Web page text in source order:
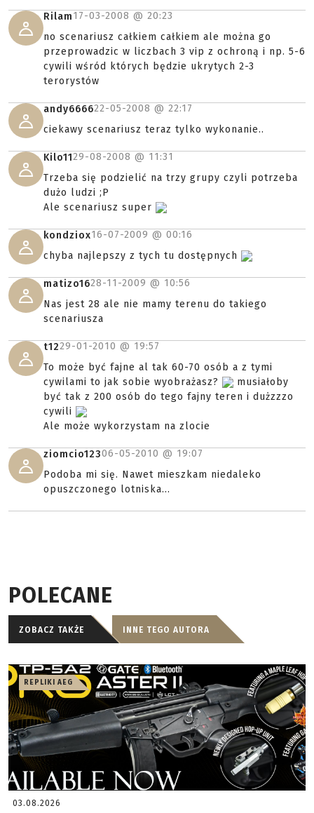
Rilam17-03-2008 @ 20:23
no scenariusz całkiem całkiem ale można go
przeprowadzic w liczbach 3 vip z ochroną i np. 5-6
cywili wśród których będzie ukrytych 2-3
terorystów
andy666622-05-2008 @ 22:17
ciekawy scenariusz teraz tylko wykonanie..
Kilo1129-08-2008 @ 11:31
Trzeba się podzielić na trzy grupy czyli potrzeba
dużo ludzi ;P
Ale scenariusz super
kondziox16-07-2009 @ 00:16
chyba najlepszy z tych tu dostępnych
matizo1628-11-2009 @ 10:56
Nas jest 28 ale nie mamy terenu do takiego
scenariusza
t1229-01-2010 @ 19:57
To może być fajne al tak 60-70 osób a z tymi
cywilami to jak sobie wyobrażasz?
musiałoby
być tak z 200 osób do tego fajny teren i dużzzzo
cywili
Ale może wykorzystam na zlocie
ziomcio12306-05-2010 @ 19:07
Podoba mi się. Nawet mieszkam niedaleko
opuszczonego lotniska...
POLECANE
ZOBACZ TAKŻE INNE TEGO AUTORA
REPLIKI AEG
03.08.2026